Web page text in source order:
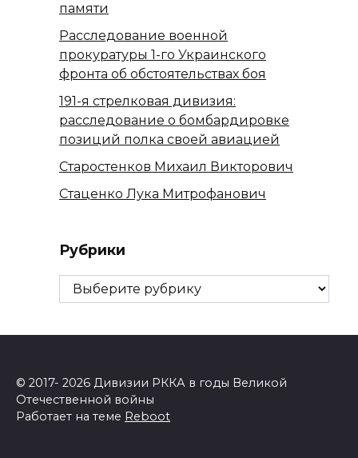
памяти
Расследование военной
прокуратуры 1-го Украинского
фронта об обстоятельствах боя
191-я стрелковая дивизия:
расследование о бомбардировке
позиций полка своей авиацией
Старостенков Михаил Викторович
Стаценко Лука Митрофанович
Рубрики
Рубрики
© 2017- 2026 Дивизии РККА в годы Великой
Отечественной войны
Работает на теме Reboot